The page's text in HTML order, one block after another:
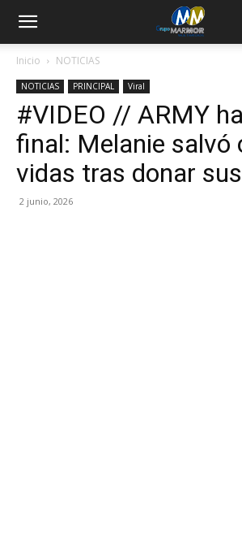
Inicio NOTICIAS
NOTICIAS PRINCIPAL Viral
#VIDEO // ARMY
final: Melanie salvó
vidas tras donar
2 junio, 2026